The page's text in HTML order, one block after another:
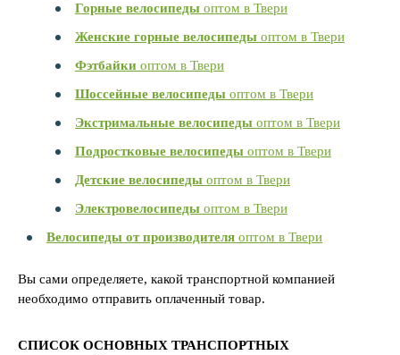
Горные велосипеды оптом в Твери
Женские горные велосипеды оптом в Твери
Фэтбайки оптом в Твери
Шоссейные велосипеды оптом в Твери
Экстримальные велосипеды оптом в Твери
Подростковые велосипеды оптом в Твери
Детские велосипеды оптом в Твери
Электровелосипеды оптом в Твери
Велосипеды от производителя оптом в Твери
Вы сами определяете, какой транспортной компанией
необходимо отправить оплаченный товар.
СПИСОК ОСНОВНЫХ ТРАНСПОРТНЫХ